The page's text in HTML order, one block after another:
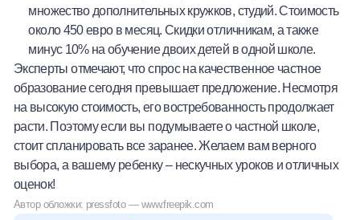
множество дополнительных кружков, студий. Стоимость
около 450 евро в месяц. Скидки отличникам, а также
минус 10% на обучение двоих детей в одной школе.
Эксперты отмечают, что спрос на качественное частное
образование сегодня превышает предложение. Несмотря
на высокую стоимость, его востребованность продолжает
расти. Поэтому если вы подумываете о частной школе,
стоит спланировать все заранее. Желаем вам верного
выбора, а вашему ребенку – нескучных уроков и отличных
оценок!
Автор обложки: pressfoto — www.freepik.com